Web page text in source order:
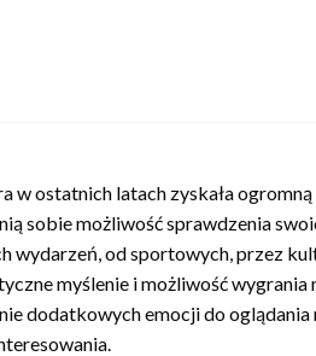
ostatnich latach zyskała
sobie możliwość sprawdzenia
wydarzeń, od sportowych, przez
myślenie i możliwość wygrania
dodatkowych emocji do